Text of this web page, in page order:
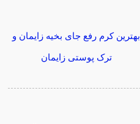
بهترین کرم رفع جای بخیه زایمان و
ترک پوستی زایمان